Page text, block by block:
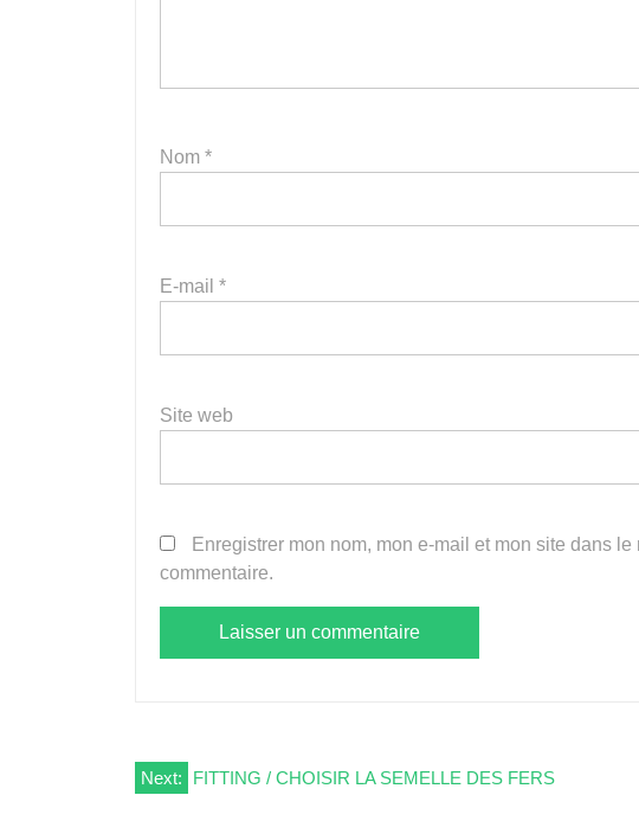
Nom *
E-mail *
Site web
Enregistrer mon nom, mon e-mail et mon site dans
commentaire.
Navigation
Next: FITTING / CHOISIR LA SEMELLE DES FERS